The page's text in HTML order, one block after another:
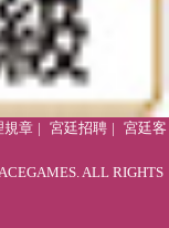
規章 | 宮廷招聘 | 宮廷客
ALL RIGHTS